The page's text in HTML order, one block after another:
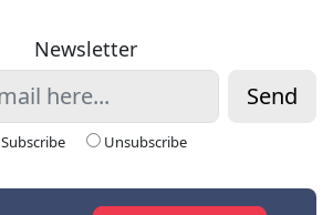
Newsletter
Send
Subscribe Unsubscribe